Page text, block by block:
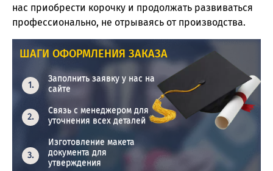
нас приобрести корочку и продолжать развиваться
профессионально, не отрываясь от производства.
ШАГИ ОФОРМЛЕНИЯ ЗАКАЗА
Заполнить заявку у нас на
сайте
Связь с менеджером для
уточнения всех деталей
Изготовление макета
документа для
утверждения